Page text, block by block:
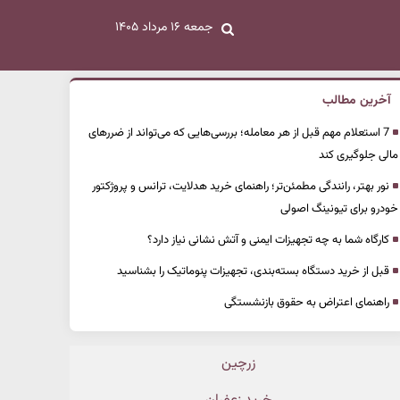
جمعه ۱۶ مرداد ۱۴۰۵
آخرین مطالب
7 استعلام مهم قبل از هر معامله؛ بررسی‌هایی که می‌تواند از ضررهای
مالی جلوگیری کند
نور بهتر، رانندگی مطمئن‌تر؛ راهنمای خرید هدلایت، ترانس و پروژکتور
خودرو برای تیونینگ اصولی
کارگاه شما به چه تجهیزات ایمنی و آتش نشانی نیاز دارد؟
قبل از خرید دستگاه بسته‌بندی، تجهیزات پنوماتیک را بشناسید
راهنمای اعتراض به حقوق بازنشستگی
زرچین